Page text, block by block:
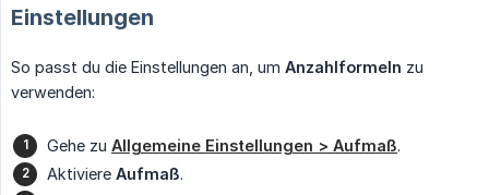
Einstellungen
So passt du die Einstellungen an, um Anzahlformeln zu
verwenden:
Gehe zu Allgemeine Einstellungen > Aufmaß.
Aktiviere Aufmaß.